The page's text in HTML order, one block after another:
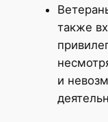
также
и